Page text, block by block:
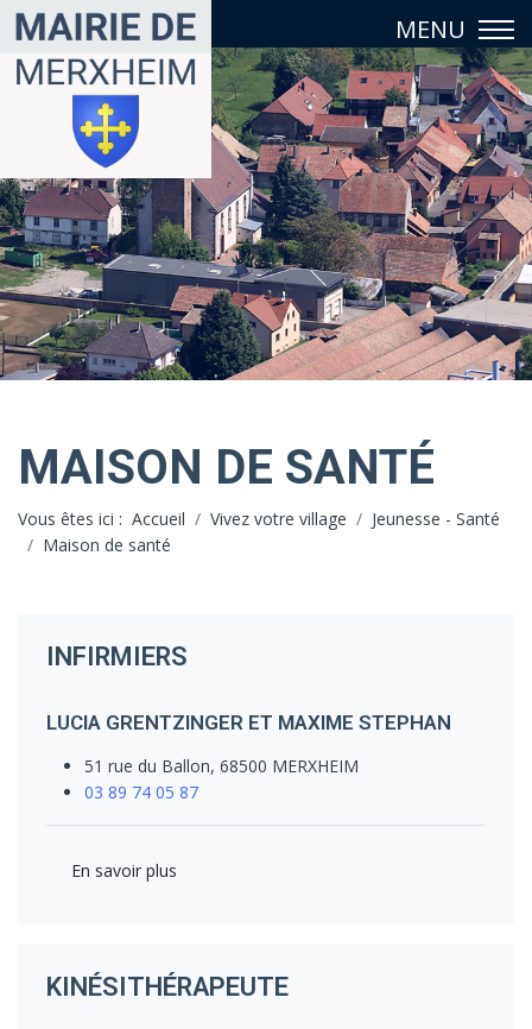
MAISON DE SANTÉ
Vous êtes ici : Accueil Vivez votre village
Jeunesse - Santé
Maison de santé
INFIRMIERS
LUCIA GRENTZINGER ET MAXIME STEPHAN
51 rue du Ballon, 68500 MERXHEIM
03 89 74 05 87
En savoir plus
KINÉSITHÉRAPEUTE